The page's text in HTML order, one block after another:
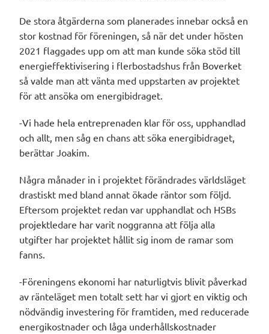
De stora åtgärderna som planerades innebar också en
stor kostnad för föreningen, så när det under hösten
2021 flaggades upp om att man kunde söka stöd till
energieffektivisering i flerbostadshus från Boverket
så valde man att vänta med uppstarten av projektet
för att ansöka om energibidraget.
-Vi hade hela entreprenaden klar för oss, upphandlad
och allt, men såg en chans att söka energibidraget,
berättar Joakim.
Några månader in i projektet förändrades världsläget
drastiskt med bland annat ökade räntor som följd.
Eftersom projektet redan var upphandlat och HSBs
projektledare har varit noggranna att följa alla
utgifter har projektet hållit sig inom de ramar som
fanns.
-Föreningens ekonomi har naturligtvis blivit påverkad
av ränteläget men totalt sett har vi gjort en viktig och
nödvändig investering för framtiden, med reducerade
energikostnader och låga underhållskostnader